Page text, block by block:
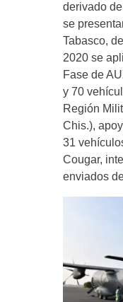
derivado
se
Tabasco,
2020 se
Fase de
y 70
Región
Chis.),
31
Cougar,
enviados